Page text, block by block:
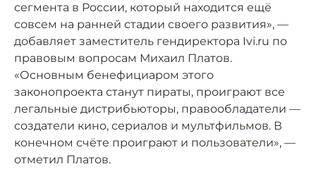
сегмента в России, который находится ещё
совсем на ранней стадии своего развития», —
добавляет заместитель гендиректора Ivi.ru по
правовым вопросам Михаил Платов.
«Основным бенефициаром этого
законопроекта станут пираты, проиграют все
легальные дистрибьюторы, правообладатели —
создатели кино, сериалов и мультфильмов. В
конечном счёте проиграют и пользователи», —
отметил Платов.